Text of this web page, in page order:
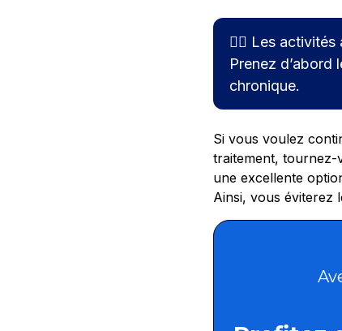
🏋🏽 Les
Prenez d’abord
chronique.
Si vous voulez
traitement, tournez-
une excellente
Ainsi, vous éviterez